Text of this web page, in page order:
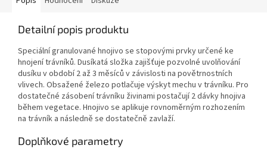
Detailní popis produktu
Speciální granulované hnojivo se stopovými prvky určené ke
hnojení trávníků. Dusíkatá složka zajišťuje pozvolné uvolňování
dusíku v období 2 až 3 měsíců v závislosti na povětrnostních
vlivech. Obsažené železo potlačuje výskyt mechu v trávníku. Pro
dostatečné zásobení trávníku živinami postačují 2 dávky hnojiva
během vegetace. Hnojivo se aplikuje rovnoměrným rozhozením
na trávník a následně se dostatečně zavlaží.
Doplňkové parametry